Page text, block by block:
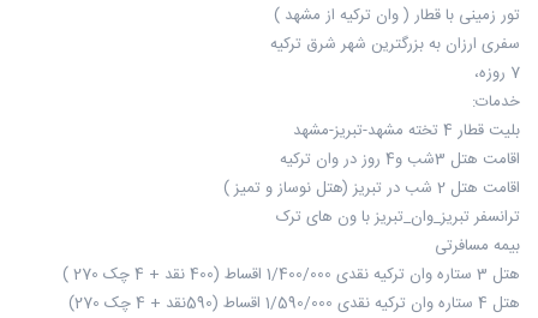
تور زمینی با قطار ( وان ترکیه از مشهد )
سفری ارزان به بزرگترین شهر شرق ترکیه
7 روزه،
خدمات:
بلیت قطار 4 تخته مشهد-تبریز-مشهد
اقامت هتل 3شب و4 روز در وان ترکیه
اقامت هتل 2 شب در تبریز (هتل نوساز و تمیز )
ترانسفر تبریز_وان_تبریز با ون های ترک
بیمه مسافرتی
هتل 3 ستاره وان ترکیه نقدی 1/400/000 اقساط (400 نقد + 4 چک 270 )
هتل 4 ستاره وان ترکیه نقدی 1/590/000 اقساط (590نقد + 4 چک 270)